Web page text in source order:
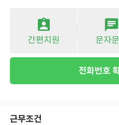
간편지원 문자
전화번호
근무조건